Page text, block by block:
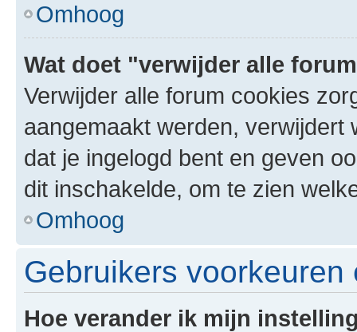
Omhoog
Wat doet "verwijder alle
Verwijder alle forum cookies
aangemaakt werden,
dat je ingelogd bent en geven
dit inschakelde, om te zien
Omhoog
Gebruikers voorkeuren
Hoe verander ik mijn